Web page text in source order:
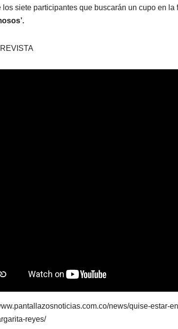
los siete participantes que buscarán un cupo en
news/quise-estar-
reyes/